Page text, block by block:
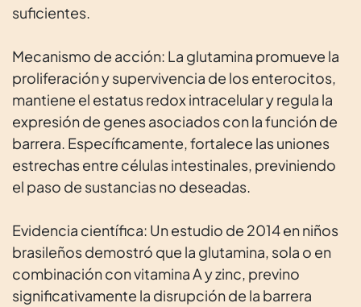
suficientes.
Mecanismo de acción: La glutamina promueve la
proliferación y supervivencia de los enterocitos,
mantiene el estatus redox intracelular y regula la
expresión de genes asociados con la función de
barrera. Específicamente, fortalece las uniones
estrechas entre células intestinales, previniendo
el paso de sustancias no deseadas.
Evidencia científica: Un estudio de 2014 en niños
brasileños demostró que la glutamina, sola o en
combinación con vitamina A y zinc, previno
significativamente la disrupción de la barrera